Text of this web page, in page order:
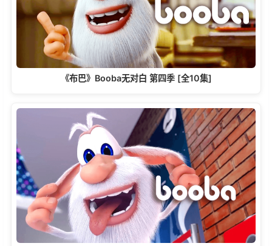
《布巴》Booba无对白 第四季 [全10集]